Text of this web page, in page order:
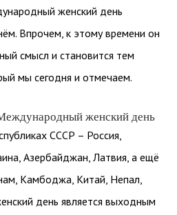
женский день
Впрочем, к этому времени он
смысл и становится тем
мы сегодня и отмечаем.
женский день
СССР – Россия,
Азербайджан, Латвия, а ещё
Камбоджа, Китай, Непал,
день является выходным